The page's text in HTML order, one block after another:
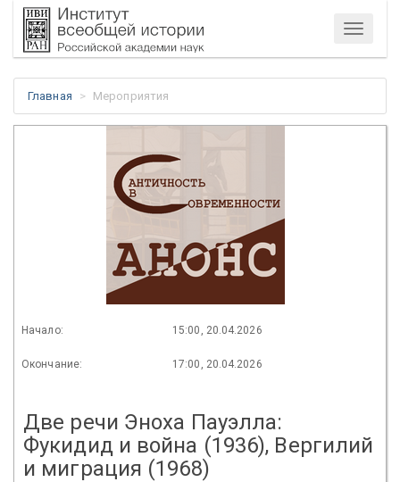
Меню
Главная Мероприятия
Начало: 15:00, 20.04.2026
Окончание: 17:00, 20.04.2026
Две речи Эноха Пауэлла:
Фукидид и война (1936), Вергилий
и миграция (1968)